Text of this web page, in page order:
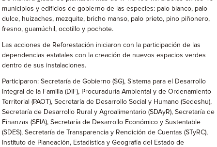
municipios y edificios de gobierno de las especies: palo blanco, palo
dulce, huizaches, mezquite, bricho manso, palo prieto, pino piñonero,
fresno, guamúchil, ocotillo y pochote.
Las acciones de Reforestación iniciaron con la participación de las
dependencias estatales con la creación de nuevos espacios verdes
dentro de sus instalaciones.
Participaron: Secretaría de Gobierno (SG), Sistema para el Desarrollo
Integral de la Familia (DIF), Procuraduría Ambiental y de Ordenamiento
Territorial (PAOT), Secretaría de Desarrollo Social y Humano (Sedeshu),
Secretaría de Desarrollo Rural y Agroalimentario (SDAyR), Secretaría de
Finanzas (SFIA), Secretaría de Desarrollo Económico y Sustentable
(SDES), Secretaría de Transparencia y Rendición de Cuentas (STyRC),
Instituto de Planeación, Estadística y Geografía del Estado de